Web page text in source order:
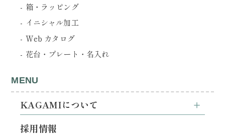
箱・ラッピング
イニシャル加工
Web カタログ
花台・プレート・名入れ
MENU
KAGAMIについて
採用情報